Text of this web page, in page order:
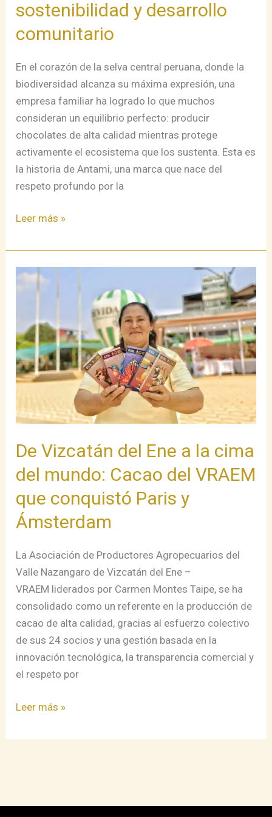
sostenibilidad y desarrollo
comunitario
En el corazón de la selva central peruana, donde la
biodiversidad alcanza su máxima expresión, una
empresa familiar ha logrado lo que muchos
consideran un equilibrio perfecto: producir
chocolates de alta calidad mientras protege
activamente el ecosistema que los sustenta. Esta es
la historia de Antami, una marca que nace del
respeto profundo por la
desarrollo
comunitario
Leer más »
De Vizcatán del Ene a la cima
del mundo: Cacao del VRAEM
que conquistó Paris y
Ámsterdam
La Asociación de Productores Agropecuarios del
Valle Nazangaro de Vizcatán del Ene –
VRAEM liderados por Carmen Montes Taipe, se ha
consolidado como un referente en la producción de
cacao de alta calidad, gracias al esfuerzo colectivo
de sus 24 socios y una gestión basada en la
innovación tecnológica, la transparencia comercial y
el respeto por
De
Vizcatán
Ene
a
la
cima
mundo:
Cacao
del
que
conquistó
Paris
y
Leer más »